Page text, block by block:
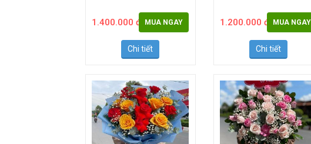
1.400.000 đ MUA NGAY 1.200.000 đ MUA NGAY